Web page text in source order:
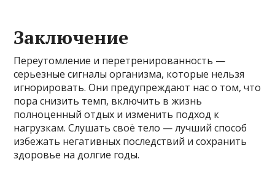
Заключение
Переутомление и перетренированность —
серьезные сигналы организма, которые нельзя
игнорировать. Они предупреждают нас о том, что
пора снизить темп, включить в жизнь
полноценный отдых и изменить подход к
нагрузкам. Слушать своё тело — лучший способ
избежать негативных последствий и сохранить
здоровье на долгие годы.